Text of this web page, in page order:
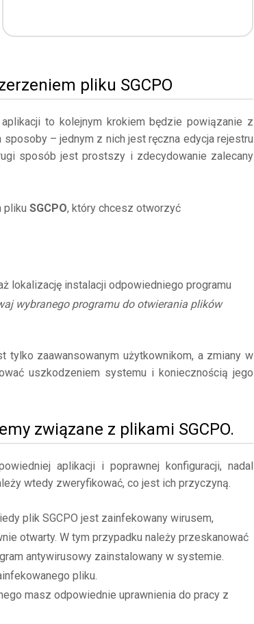
pliku SGCPO
to kolejnym krokiem będzie powiązanie z
sposoby – jednym z nich jest ręczna edycja rejestru
sposób jest prostszy i zdecydowanie zalecany
pliku SGCPO, który chcesz otworzyć
lokalizację instalacji odpowiedniego programu
wybranego programu do otwierania plików
tylko zaawansowanym użytkownikom, a zmiany w
uszkodzeniem systemu i koniecznością jego
związane z plikami SGCPO.
aplikacji i poprawnej konfiguracji, nadal
wtedy zweryfikować, co jest ich przyczyną.
plik SGCPO jest zainfekowany wirusem,
otwarty. W tym przypadku należy przeskanować
antywirusowy zainstalowany w systemie.
pliku.
masz odpowiednie uprawnienia do pracy z